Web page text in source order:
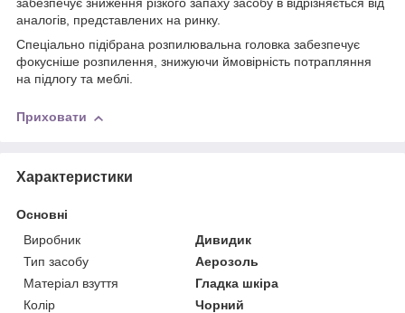
забезпечує зниження різкого запаху засобу в відрізняється від
аналогів, представлених на ринку.
Спеціально підібрана розпилювальна головка забезпечує
фокусніше розпилення, знижуючи ймовірність потрапляння
на підлогу та меблі.
Приховати
Характеристики
Основні
Виробник
Дивидик
Тип засобу
Аерозоль
Матеріал взуття
Гладка шкіра
Колір
Чорний